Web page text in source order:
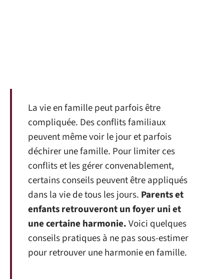
La vie en famille peut parfois être
compliquée. Des conflits familiaux
peuvent même voir le jour et parfois
déchirer une famille. Pour limiter ces
conflits et les gérer convenablement,
certains conseils peuvent être appliqués
dans la vie de tous les jours. Parents et
enfants retrouveront un foyer uni et
une certaine harmonie.Voici quelques
conseils pratiques à ne pas sous-estimer
pour retrouver une harmonie en famille.